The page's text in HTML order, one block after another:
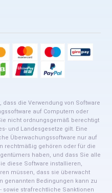
die Verwendung von Software
auf Computern oder
nicht ordnungsgemäß berechtigt
und Landesgesetze gilt. Eine
Überwachungssoftware nur auf
rechtmäßig gehören oder für die
haben, und dass Sie alle
diese Software installieren,
müssen, dass sie überwacht
genannten Bedingungen kann zu
sowie strafrechtliche Sanktionen